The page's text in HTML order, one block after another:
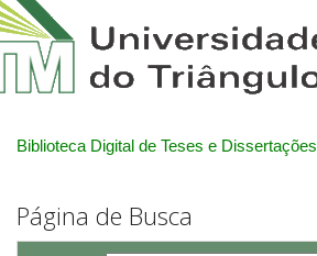
Biblioteca Digital de Teses e Dissertações
Página de Busca